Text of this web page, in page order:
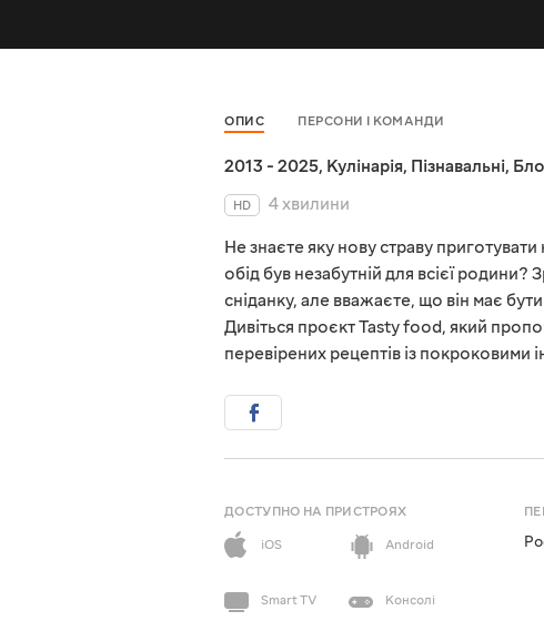
ОПИС ПЕРСОНИ І КОМАНДИ
2013 - 2025, Кулінарія, Пізнавальні,
HD
4 хвилини
Не знаєте яку нову страву
обід був незабутній для всієї
сніданку, але вважаєте, що він має
Дивіться проєкт Tasty food, який
перевірених рецептів із покроковими
ДОСТУПНО НА ПРИСТРОЯХ
iOS
Android
Smart TV Консолі